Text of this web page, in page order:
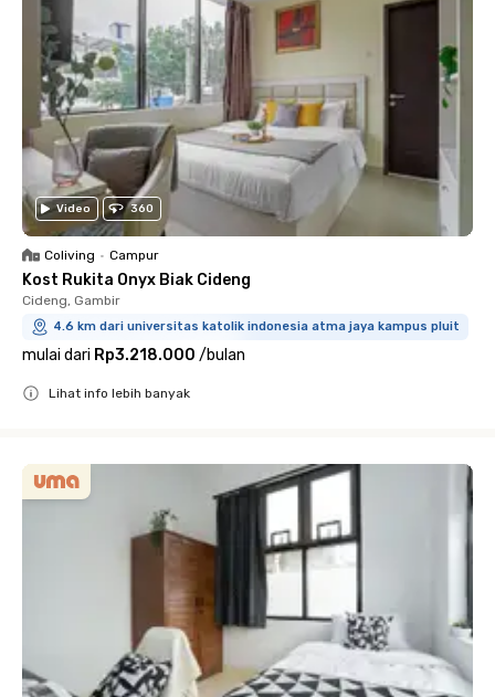
Video 360
Coliving • Campur
Kost Rukita Onyx Biak Cideng
Cideng, Gambir
4.6 km dari universitas katolik indonesia atma jaya kampus pluit
mulai dari Rp3.218.000 /bulan
Lihat info lebih banyak